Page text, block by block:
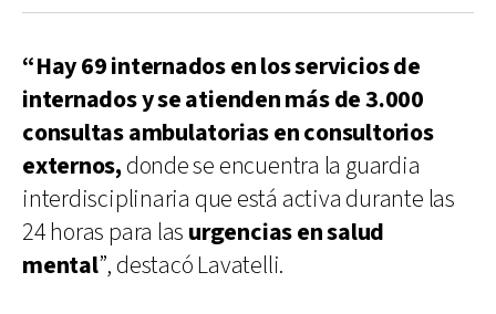
“Hay 69 internados en los servicios de
internados y se atienden más de 3.000
consultas ambulatorias en consultorios
externos,donde se encuentra la guardia
interdisciplinaria que está activa durante las
24 horas para las urgencias en salud
mental”, destacó Lavatelli.